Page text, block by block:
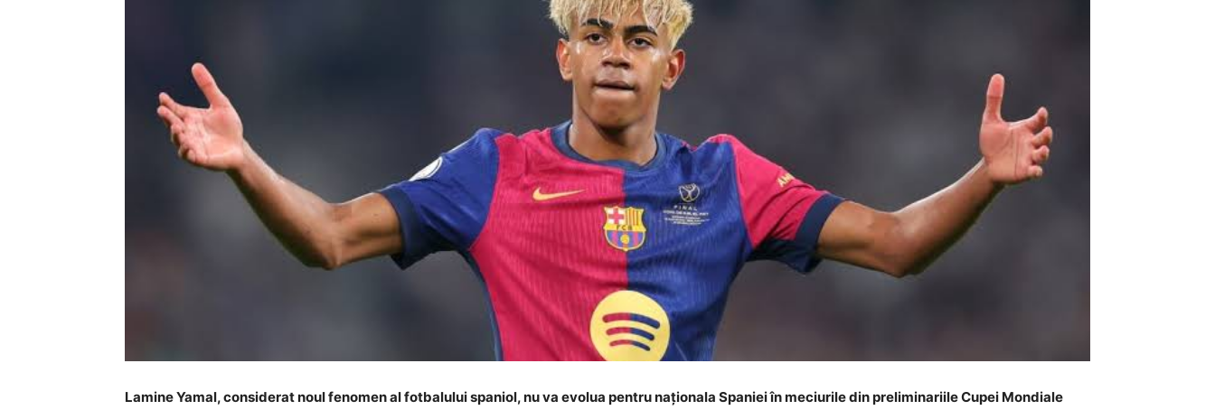
Lamine Yamal, considerat noul fenomen al fotbalului spaniol, nu va evolua pentru naționala Spaniei în meciurile din preliminariile Cupei Mondiale